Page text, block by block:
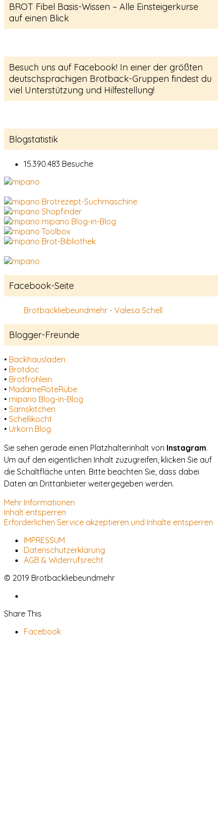
BROT Fibel Basis-Wissen – Alle Einsteigerkurse
auf einen Blick
Besuch uns auf Facebook! In einer der größten
deutschsprachigen Brotback-Gruppen findest du
viel Unterstützung und Hilfestellung!
Blogstatistik
15.390.483 Besuche
Brotrezept-Suchmaschine
Shopfinder
mipano Blog-in-Blog
Toolbox
Brot-Bibliothek
Facebook-Seite
Brotbackliebeundmehr - Valesa Schell
Blogger-Freunde
• Backhausladen
• Brotdoc
• Brotfrohlein
• MadameRoteRübe
• mipano Blog-in-Blog
• Samskitchen
• Schellikocht
• Urkorn.Blog
Sie sehen gerade einen Platzhalterinhalt von Instagram.
Um auf den eigentlichen Inhalt zuzugreifen, klicken Sie auf
die Schaltfläche unten. Bitte beachten Sie, dass dabei
Daten an Drittanbieter weitergegeben werden.
Mehr Informationen
Inhalt entsperren
Erforderlichen Service akzeptieren und Inhalte entsperren
IMPRESSUM
Datenschutzerklärung
AGB & Widerrufsrecht
© 2019 Brotbackliebeundmehr
Share This
Facebook